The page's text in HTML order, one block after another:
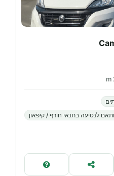
לנסיעה בתנאי חורף / קיפאון